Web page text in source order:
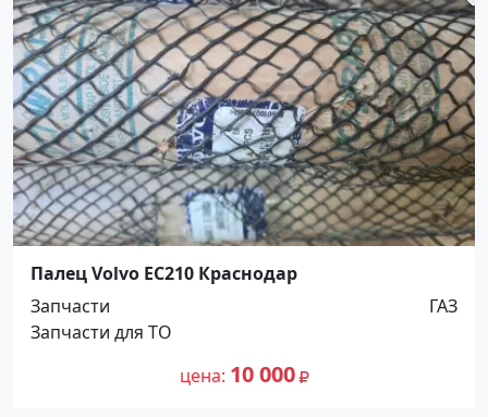
Палец Volvo EC210 Краснодар
Запчасти
ГАЗ
Запчасти для ТО
цена 10 000